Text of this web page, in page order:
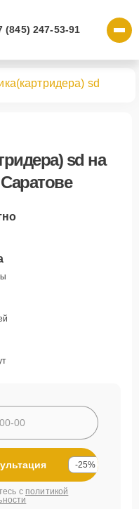
(845) 247-53-91
sd
sd на
-25%
с политикой